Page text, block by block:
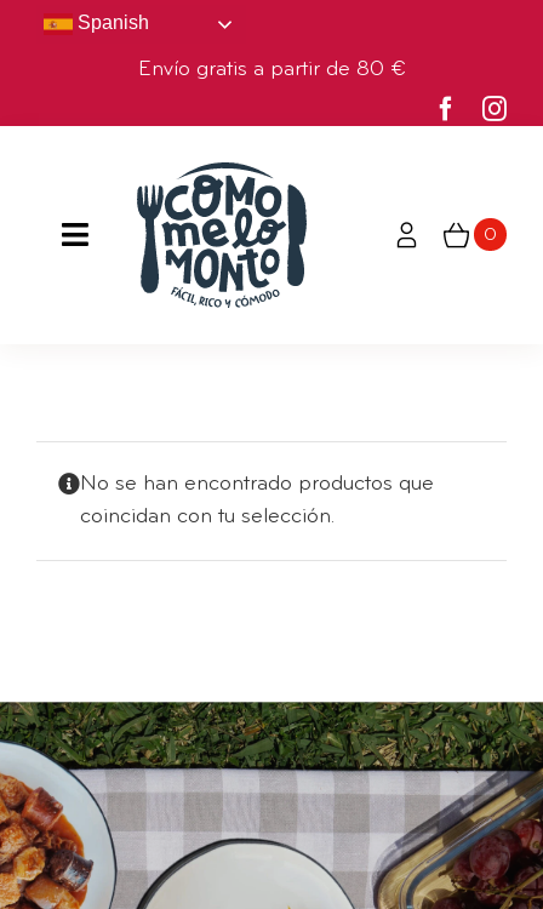
Saltar
Spanish
Envío gratis a partir de 80 €
Toggle
Navigation
BLOG
0
No se han encontrado productos que
coincidan con tu selección.